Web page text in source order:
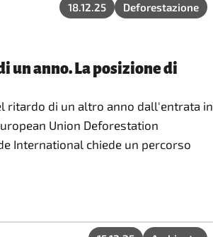
18.12.25 Deforestazione
un anno. La posizione di
ritardo di un altro anno dall'entrata in
Union Deforestation
International chiede un percorso